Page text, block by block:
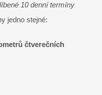
10 denní termíny
jedno stejné:
čtverečních